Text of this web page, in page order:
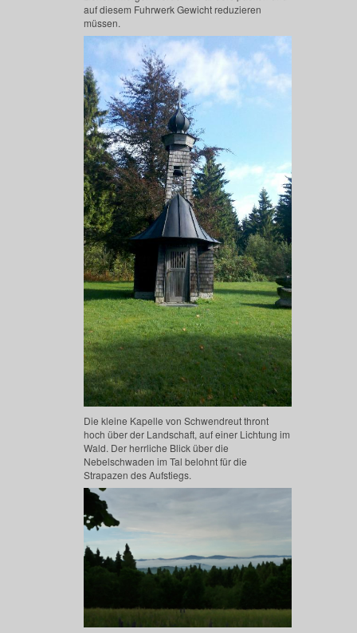
auf diesem Fuhrwerk Gewicht reduzieren
müssen.
Die kleine Kapelle von Schwendreut thront
hoch über der Landschaft, auf einer Lichtung im
Wald. Der herrliche Blick über die
Nebelschwaden im Tal belohnt für die
Strapazen des Aufstiegs.